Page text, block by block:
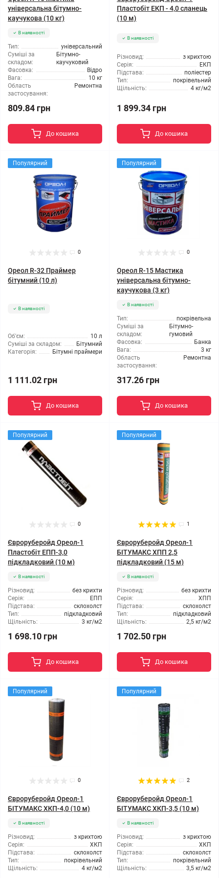
універсальна бітумно-
каучукова (10 кг)
В наявності
Тип:
універсальний
Суміші за
складом:
Бітумно-
каучуковий
Фасовка:
Відро
Вага:
10 кг
Область
застосування:
Ремонтна
809.84 грн
До кошика
Пластобіт ЕКП - 4,0 сланець
(10 м)
В наявності
Різновид:
з крихтою
Серія:
ЕКП
Підстава:
поліестер
Тип:
покрівельний
Щільність:
4 кг/м2
1 899.34 грн
До кошика
Популярний
0
Ореол R-32 Праймер
бітумний (10 л)
В наявності
Об'єм:
10 л
Суміші за складом:
Бітумний
Категорія:
Бітумні праймери
1 111.02 грн
До кошика
Популярний
0
Ореол R-15 Мастика
універсальна бітумно-
каучукова (3 кг)
В наявності
Тип:
покрівельна
Суміші за
складом:
Бітумно-
гумовий
Фасовка:
Банка
Вага:
3 кг
Область
застосування:
Ремонтна
317.26 грн
До кошика
Популярний
0
Євроруберойд Ореол-1
Пластобіт ЕПП-3,0
підкладковий (10 м)
В наявності
Різновид:
без крихти
Серія:
ЕПП
Підстава:
склохолст
Тип:
підкладковий
Щільність:
3 кг/м2
1 698.10 грн
До кошика
Популярний
1
Євроруберойд Ореол-1
БІТУМАКС ХПП 2,5
підкладковий (15 м)
В наявності
Різновид:
без крихти
Серія:
ХПП
Підстава:
склохолст
Тип:
підкладковий
Щільність:
2,5 кг/м2
1 702.50 грн
До кошика
Популярний
0
Євроруберойд Ореол-1
БІТУМАКС ХКП-4,0 (10 м)
В наявності
Різновид:
з крихтою
Серія:
ХКП
Підстава:
склохолст
Тип:
покрівельний
Щільність:
4 кг/м2
Популярний
2
Євроруберойд Ореол-1
БІТУМАКС ХКП-3,5 (10 м)
В наявності
Різновид:
з крихтою
Серія:
ХКП
Підстава:
склохолст
Тип:
покрівельний
Щільність:
3,5 кг/м2